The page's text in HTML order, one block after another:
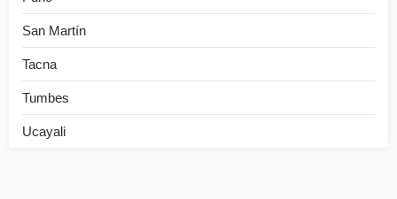
San Martín
Tacna
Tumbes
Ucayali